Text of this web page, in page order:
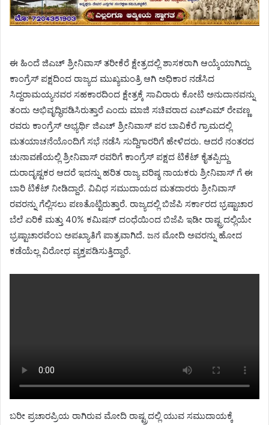
ಈ ಹಿಂದೆ ಜಿಎಚ್ ಶ್ರೀನಿವಾಸ್ ತರೀಕೆರೆ ಕ್ಷೇತ್ರದಲ್ಲಿ ಶಾಸಕರಾಗಿ ಆಯ್ಕೆಯಾಗಿದ್ದು
ಕಾಂಗ್ರೆಸ್ ಪಕ್ಷದಿಂದ ರಾಜ್ಯದ ಮುಖ್ಯಮಂತ್ರಿ ಆಗಿ ಅಧಿಕಾರ ನಡೆಸಿದ
ಸಿದ್ದರಾಮಯ್ಯನವರ ಸಹಕಾರದಿಂದ ಕ್ಷೇತ್ರಕ್ಕೆ ಸಾವಿರಾರು ಕೋಟಿ ಅನುದಾನವನ್ನು
ತಂದು ಅಭಿವೃದ್ಧಿಪಡಿಸಿರುತ್ತಾರೆ ಎಂದು ಮಾಜಿ ಸಚಿವರಾದ ಎಚ್ಎಮ್ ರೇವಣ್ಣ
ರವರು ಕಾಂಗ್ರೆಸ್ ಅಭ್ಯರ್ಥಿ ಜಿಎಚ್ ಶ್ರೀನಿವಾಸ್ ಪರ ಬಾವಿಕೆರೆ ಗ್ರಾಮದಲ್ಲಿ
ಮತಯಾಚನೆಯೊಂದಿಗೆ ಸಭೆ ನಡೆಸಿ ಸುದ್ದಿಗಾರರಿಗೆ ಹೇಳಿದರು. ಆದರೆ ನಂತರದ
ಚುನಾವಣೆಯಲ್ಲಿ ಶ್ರೀನಿವಾಸ್ ರವರಿಗೆ ಕಾಂಗ್ರೆಸ್ ಪಕ್ಷದ ಟಿಕೆಟ್ ಕೈತಪ್ಪಿದ್ದು
ದುರಾದೃಷ್ಟಕರ ಆದರೆ ಇದನ್ನು ಹರಿತ ರಾಜ್ಯ ವರಿಷ್ಠ ನಾಯಕರು ಶ್ರೀನಿವಾಸ್ ಗೆ ಈ
ಬಾರಿ ಟಿಕೆಟ್ ನೀಡಿದ್ದಾರೆ. ವಿವಿಧ ಸಮುದಾಯದ ಮತದಾರರು ಶ್ರೀನಿವಾಸ್
ರವರನ್ನು ಗೆಲ್ಲಿಸಲು ಪಣತೊಟ್ಟಿರುತ್ತಾರೆ. ರಾಜ್ಯದಲ್ಲಿ ಬಿಜೆಪಿ ಸರ್ಕಾರದ ಭ್ರಷ್ಟಾಚಾರ
ಬೆಲೆ ಏರಿಕೆ ಮತ್ತು 40% ಕಮಿಷನ್ ದಂಧೆಯಿಂದ ಬಿಜೆಪಿ ಇಡೀ ರಾಷ್ಟ್ರದಲ್ಲಿಯೇ
ಭ್ರಷ್ಟಾಚಾರವೆಂಬ ಅಪಖ್ಯಾತಿಗೆ ಪಾತ್ರವಾಗಿದೆ. ಜನ ಮೋದಿ ಅವರನ್ನು ಹೋದ
ಕಡೆಯೆಲ್ಲ ವಿರೋಧ ವ್ಯಕ್ತಪಡಿಸುತ್ತಿದ್ದಾರೆ.
ಬರೀ ಪ್ರಚಾರಪ್ರಿಯ ರಾಗಿರುವ ಮೋದಿ ರಾಷ್ಟ್ರದಲ್ಲಿ ಯುವ ಸಮುದಾಯಕ್ಕೆ